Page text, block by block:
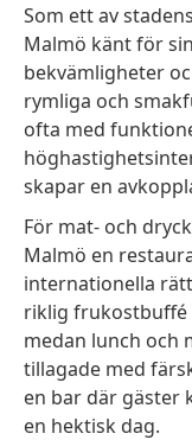
Som ett av
Malmö känt för
bekvämligheter
rymliga och
ofta med
skapar en
För mat- och
Malmö en
internationella
riklig frukostbuffé
medan lunch och
tillagade med
en bar där gäster
en hektisk dag.